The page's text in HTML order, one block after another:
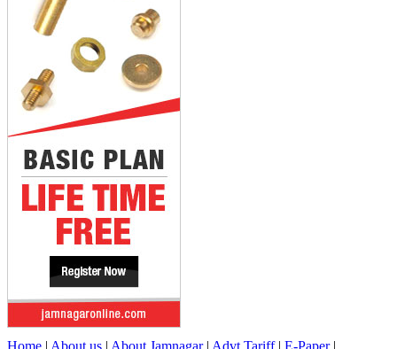
Home | About us | About Jamnagar| Advt.Tariff| E-Paper|